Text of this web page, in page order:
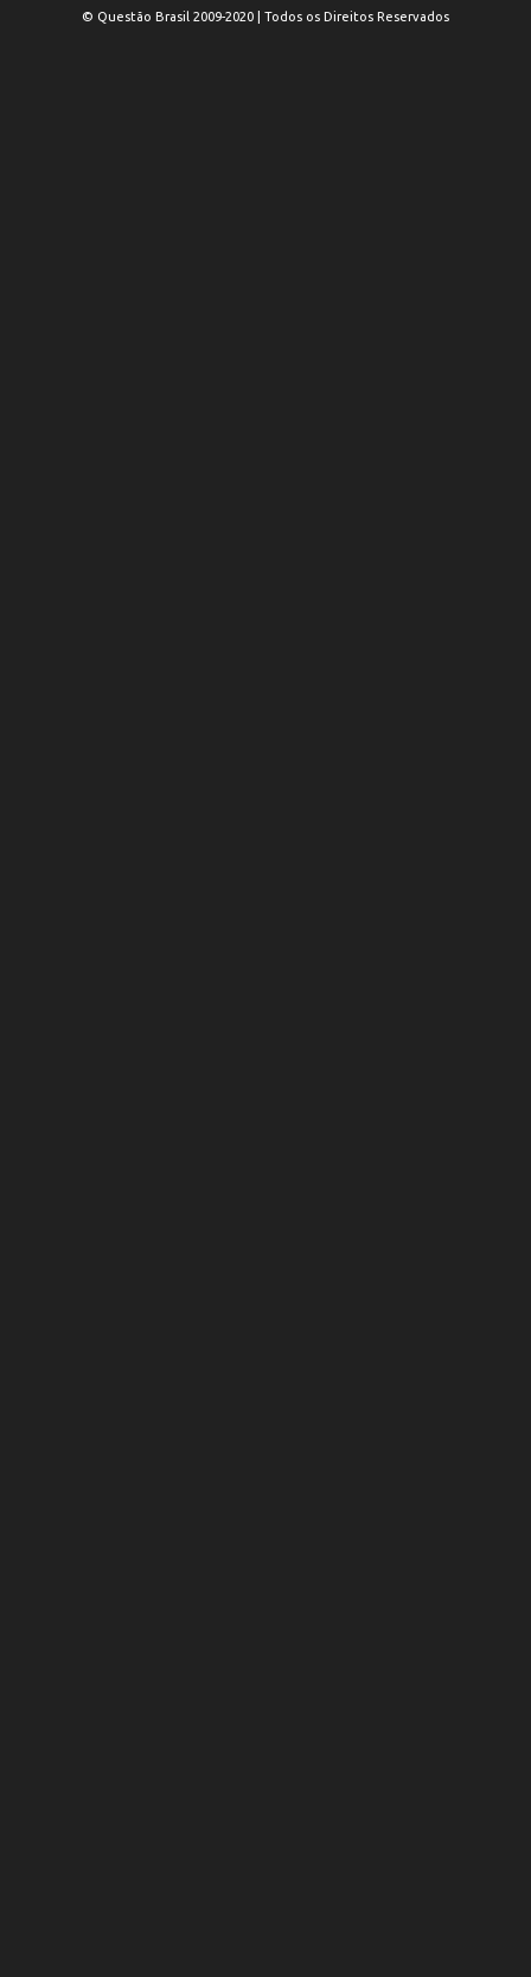
© Questão Brasil 2009-2020 | Todos os Direitos Reservados